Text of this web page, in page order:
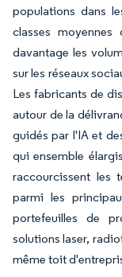
populations dans
classes
davantage les
sur les réseaux
Les fabricants de
autour de la
guidés par l'IA et
qui ensemble
raccourcissent les
parmi les
portefeuilles de
solutions laser,
même toit